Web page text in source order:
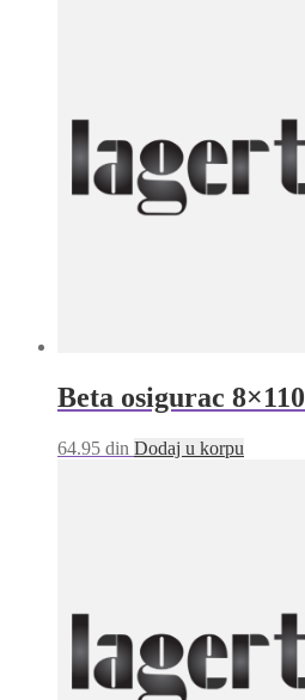
Beta osigurac 8×110
64.95 din Dodaj u korpu